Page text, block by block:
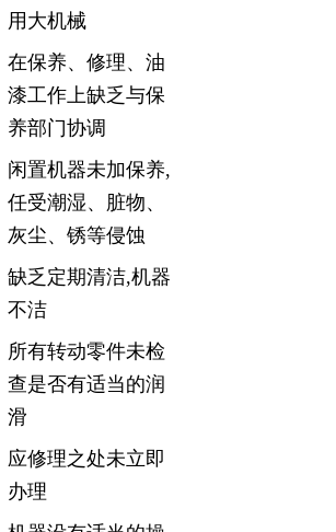
用大机械
在保养、修理、油
漆工作上缺乏与保
养部门协调
闲置机器未加保养,
任受潮湿、脏物、
灰尘、锈等侵蚀
缺乏定期清洁,机器
不洁
所有转动零件未检
查是否有适当的润
滑
应修理之处未立即
办理